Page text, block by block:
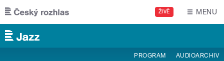
Přejít k hlavnímu obsahu
ŽIVĚ MENU
PROGRAM AUDIOARCHIV